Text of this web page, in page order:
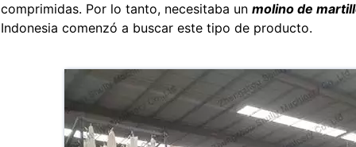
comprimidas. Por lo tanto, necesitaba un molino de
Indonesia comenzó a buscar este tipo de producto.